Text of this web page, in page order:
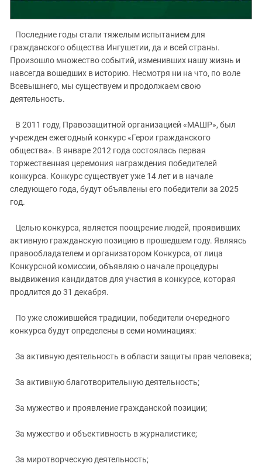
ЮФО
Последние годы стали тяжелым испытанием для
гражданского общества Ингушетии, да и всей страны.
Произошло множество событий, изменивших нашу жизнь и
навсегда вошедших в историю. Несмотря ни на что, по воле
Всевышнего, мы существуем и продолжаем свою
деятельность.
В 2011 году, Правозащитной организацией «МАШР», был
учрежден ежегодный конкурс «Герои гражданского
общества». В январе 2012 года состоялась первая
торжественная церемония награждения победителей
конкурса. Конкурс существует уже 14 лет и в начале
следующего года, будут объявлены его победители за 2025
год.
Целью конкурса, является поощрение людей, проявивших
активную гражданскую позицию в прошедшем году. Являясь
правообладателем и организатором Конкурса, от лица
Конкурсной комиссии, объявляю о начале процедуры
выдвижения кандидатов для участия в конкурсе, которая
продлится до 31 декабря.
По уже сложившейся традиции, победители очередного
конкурса будут определены в семи номинациях:
За активную деятельность в области защиты прав человека;
За активную благотворительную деятельность;
За мужество и проявление гражданской позиции;
За мужество и объективность в журналистике;
За миротворческую деятельность;